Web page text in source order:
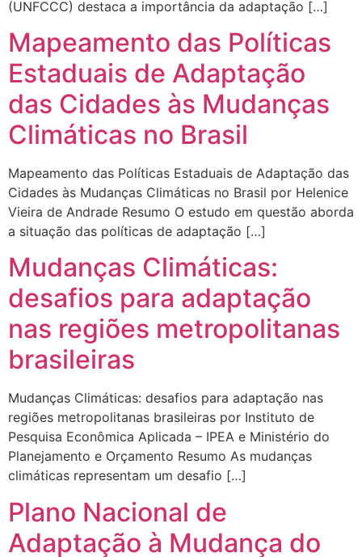
(UNFCCC) destaca a importância da adaptação […]
Mapeamento das Políticas
Estaduais de Adaptação
das Cidades às Mudanças
Climáticas no Brasil
Mapeamento das Políticas Estaduais de Adaptação das
Cidades às Mudanças Climáticas no Brasil por Helenice
Vieira de Andrade Resumo O estudo em questão aborda
a situação das políticas de adaptação […]
Mudanças Climáticas:
desafios para adaptação
nas regiões metropolitanas
brasileiras
Mudanças Climáticas: desafios para adaptação nas
regiões metropolitanas brasileiras por Instituto de
Pesquisa Econômica Aplicada – IPEA e Ministério do
Planejamento e Orçamento Resumo As mudanças
climáticas representam um desafio […]
Plano Nacional de
Adaptação à Mudança do